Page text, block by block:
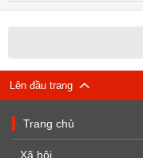
Lên đầu trang
Trang chủ
Xã hội